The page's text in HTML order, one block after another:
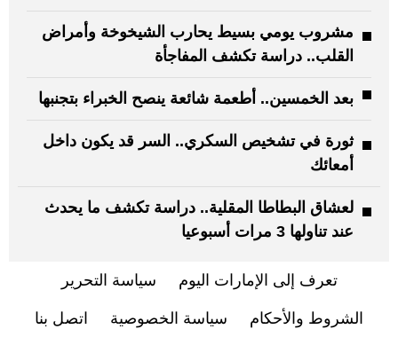
مشروب يومي بسيط يحارب الشيخوخة وأمراض
القلب.. دراسة تكشف المفاجأة
بعد الخمسين.. أطعمة شائعة ينصح الخبراء بتجنبها
ثورة في تشخيص السكري.. السر قد يكون داخل
أمعائك
لعشاق البطاطا المقلية.. دراسة تكشف ما يحدث
عند تناولها 3 مرات أسبوعيا
تعرف إلى الإمارات اليوم سياسة التحرير
الشروط والأحكام سياسة الخصوصية اتصل بنا